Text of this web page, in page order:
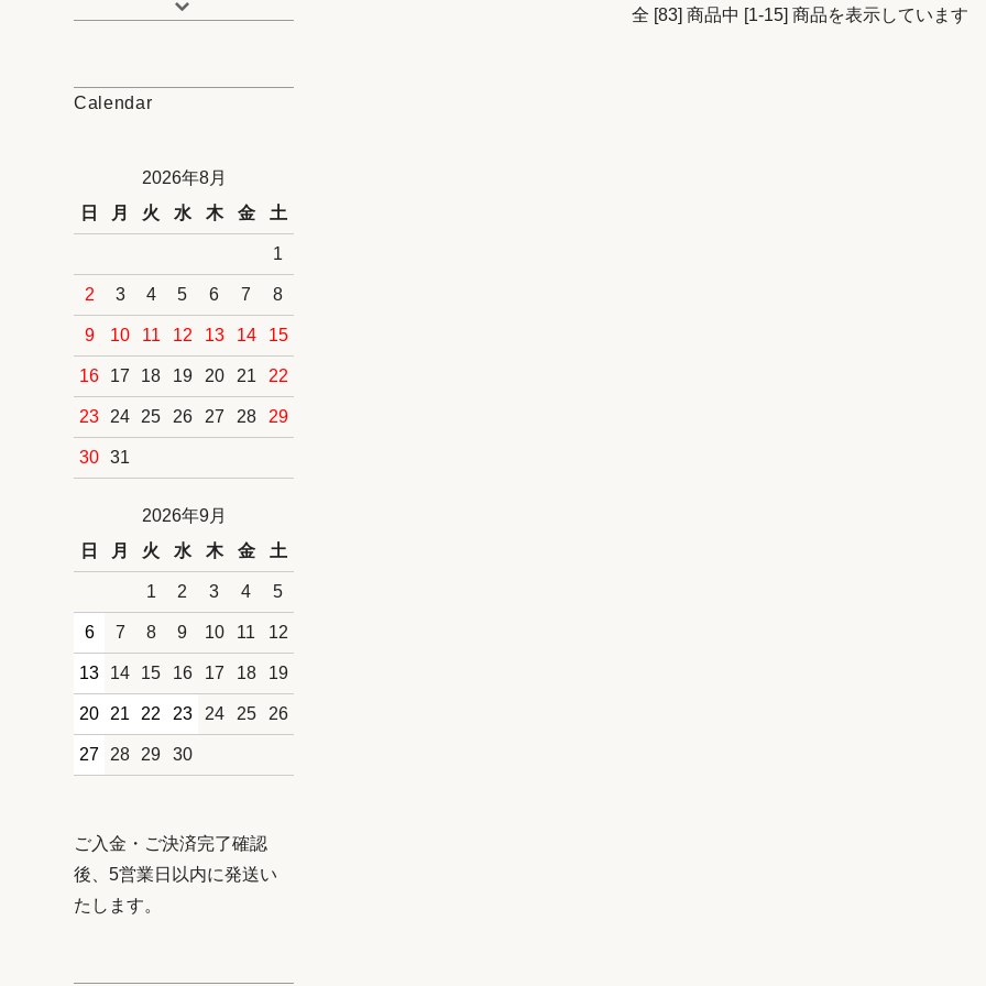
全 [83] 商品中 [1-15] 商品を表示しています
Calendar
2026年8月
日
月 火 水 木 金 土
1
2 3 4 5 6 7 8
9 10 11 12 13 14 15
16 17 18 19 20 21 22
23 24 25 26 27 28 29
30 31
2026年9月
日
月 火 水 木 金 土
1 2 3 4 5
6 7 8 9 10 11 12
13 14 15 16 17 18 19
20 21 22 23 24 25 26
27 28 29 30
ご入金・ご決済完了確認
後、5営業日以内に発送い
たします。